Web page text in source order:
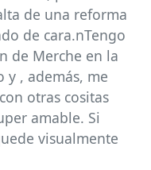
de una reforma
de cara.nTengo
de Merche en la
y , además, me
otras cositas
amable. Si
visualmente